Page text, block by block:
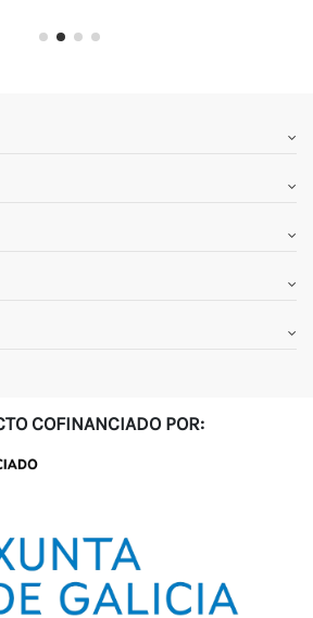
COFINANCIADO POR: